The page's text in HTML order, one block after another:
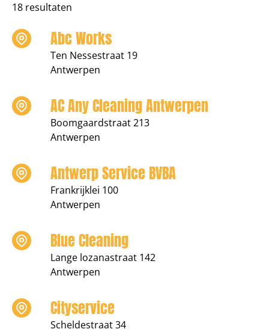
18 resultaten
Abc Works
Ten Nessestraat 19
Antwerpen
AC Any Cleaning Antwerpen
Boomgaardstraat 213
Antwerpen
Antwerp Service BVBA
Frankrijklei 100
Antwerpen
Blue Cleaning
Lange lozanastraat 142
Antwerpen
Cityservice
Scheldestraat 34